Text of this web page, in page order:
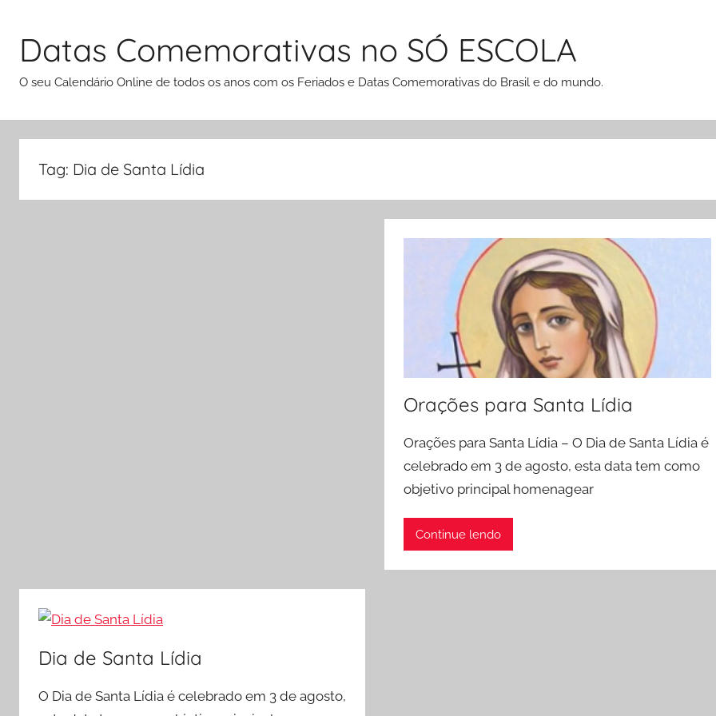
conteúdo
Datas Comemorativas no SÓ ESCOLA
O seu Calendário Online de todos os anos com os Feriados e Datas Comemorativas do Brasil e do mundo.
Tag: Dia de Santa Lídia
Orações para Santa Lídia
Orações para Santa Lídia – O Dia de Santa Lídia é
celebrado em 3 de agosto, esta data tem como
objetivo principal homenagear
Continue lendo
Dia de Santa Lídia
O Dia de Santa Lídia é celebrado em 3 de agosto,